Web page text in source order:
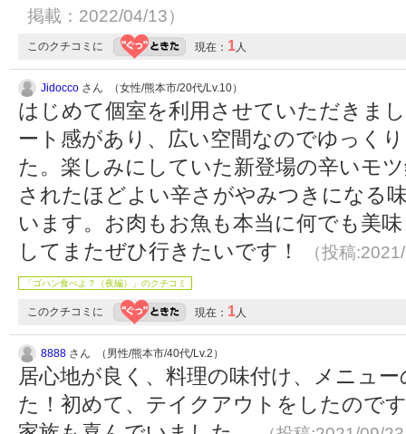
掲載：2022/04/13）
このクチコミに 現在： 1人
Jidocco さん （女性/熊本市/20代/Lv.10）
はじめて個室を利用させていただきま
ート感があり、広い空間なのでゆっく
た。楽しみにしていた新登場の辛いモ
されたほどよい辛さがやみつきになる
います。お肉もお魚も本当に何でも美
してまたぜひ行きたいです！
（投稿
「ゴハン食べよ？（夜編）」のクチコミ
このクチコミに 現在： 1人
8888 さん （男性/熊本市/40代/Lv.2）
居心地が良く、料理の味付け、メニュ
た！初めて、テイクアウトをしたので